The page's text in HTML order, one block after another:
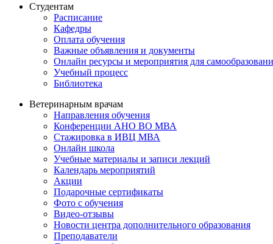
Студентам
Расписание
Кафедры
Оплата обучения
Важные объявления и документы
Онлайн ресурсы и мероприятия для
Учебный процесс
Библиотека
Ветеринарным врачам
Направления обучения
Конференции АНО ВО МВА
Стажировка в ИВЦ МВА
Онлайн школа
Учебные материалы и записи лекций
Календарь мероприятий
Акции
Подарочные сертификаты
Фото с обучения
Видео-отзывы
Новости центра дополнительного образования
Преподаватели